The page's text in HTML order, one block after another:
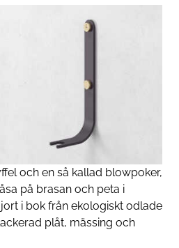
och en så kallad blowpoker,
på brasan och peta i
i bok från ekologiskt odlade
plåt, mässing och